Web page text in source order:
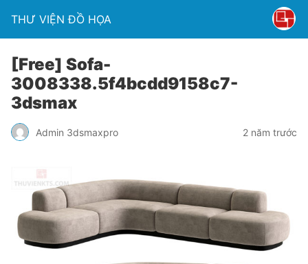
THƯ VIỆN ĐỒ HỌA
[Free] Sofa-
3008338.5f4bcdd9158c7-
3dsmax
Admin 3dsmaxpro 2 năm trước